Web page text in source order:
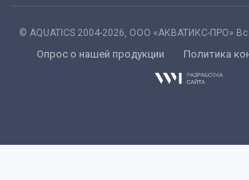
© AQUATICS 2004-2026, ООО «АКВАТИКС-ПРО»
Опрос о нашей продукции Политика